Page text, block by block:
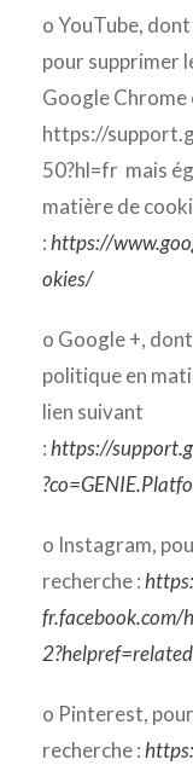
o YouTube,
pour supprimer
Google Chrome
https://
50?hl=fr mais
matière de
:https://
okies/
o Google +,
politique en
lien suivant
:https://
o Instagram,
recherche :
2?helpref=related
o Pinterest,
recherche :